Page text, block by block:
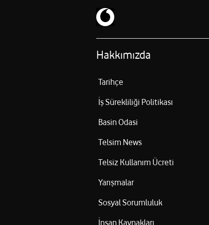
sistemi kullanılmamaktadır.
Adil Kullanım Kotası aşımında SMS
Hakkımızda
Tarihçe
İş Sürekliliği Politikası
Basin Odasi
Telsim News
Telsiz Kullanım Ücreti
Yarışmalar
Sosyal Sorumluluk
İnsan Kaynakları